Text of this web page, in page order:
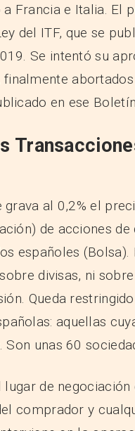
Francia e Italia. El
del ITF, que se
Se intentó su
abortados
en ese
al 0,2% el
de acciones de
españoles (Bolsa).
divisas, ni
Queda
aquellas
unas 60
de negociación
comprador y